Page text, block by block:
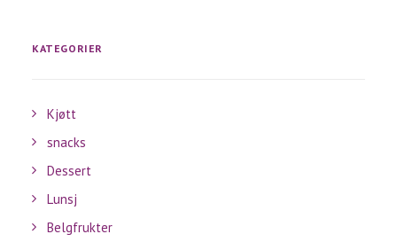
KATEGORIER
Kjøtt
snacks
Dessert
Lunsj
Belgfrukter